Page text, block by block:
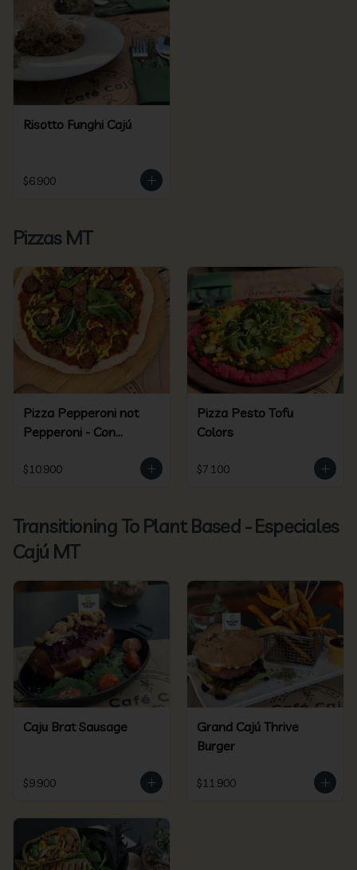
Risotto Funghi Cajú
$6.900
Pizzas MT
Pizza Pepperoni not
Pepperoni - Con
$10.900
Pizza Pesto Tofu
Colors
$7.100
Transitioning To Plant Based - Especiales
Cajú MT
Caju Brat Sausage
$9.900
Grand Cajú Thrive
Burger
$11.900